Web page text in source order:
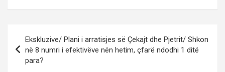
Ekskluzive/ Plani i arratisjes së Çekajt dhe Pjetrit/ Shkon
në 8 numri i efektivëve nën hetim, çfarë ndodhi 1 ditë
para?